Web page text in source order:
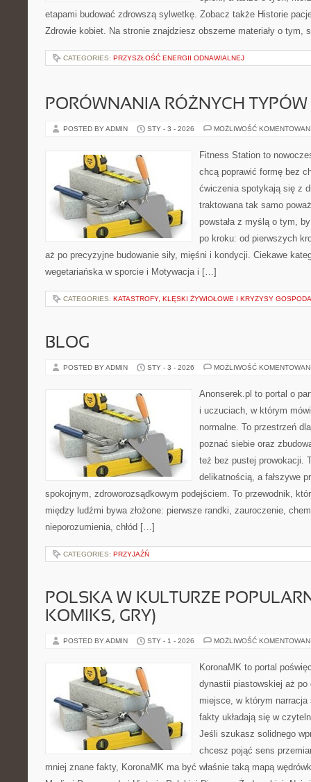
etapami budować zdrowszą sylwetkę. Zobacz także Historie
Zdrowie kobiet. Na stronie znajdziesz obszerne materiały o tym,
CATEGORIES: PRZYSZŁOŚĆ ENERGII ODNAWIALNEJ
PORÓWNANIA RÓŻNYCH
POSTED BY ADMIN STY - 3 - 2026 MOŻLIWOŚĆ
Fitness Station to
chcą poprawić formę bez
ćwiczenia spotykają się z
traktowana tak samo
powstała z myślą o tym,
po kroku: od pierwszych
aż po precyzyjne budowanie siły, mięśni i kondycji. Ciekawe
wegetariańska w sporcie i Motywacja i […]
CATEGORIES: KATASTROFY, KLĘSKI ŻYWIOŁOWE I KRYZYSY
BLOG
POSTED BY ADMIN STY - 3 - 2026 MOŻLIWOŚĆ
Anonserek.pl to portal o
i uczuciach, w którym
normalne. To przestrzeń
poznać siebie oraz
też bez pustej prowokacji.
delikatnością, a fałszywe
spokojnym, zdroworozsądkowym podejściem. To przewodnik,
między ludźmi bywa złożone: pierwsze randki, zauroczenie,
nieporozumienia, chłód […]
CATEGORIES: PRZYJAŹŃ
POLSKA W KULTURZE
KOMIKS, GRY)
POSTED BY ADMIN STY - 1 - 2026 MOŻLIWOŚĆ
KoronaMK to portal
dynastii piastowskiej aż
miejsce, w którym
fakty układają się w
Jeśli szukasz solidnego
chcesz pojąć sens
mniej znane fakty, KoronaMK ma być właśnie taką mapą